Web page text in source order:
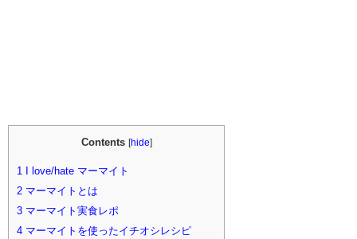
Contents [hide]
1 I love/hate マーマイト
2 マーマイトとは
3 マーマイト実食レポ
4 マーマイトを使ったイチオシレシピ